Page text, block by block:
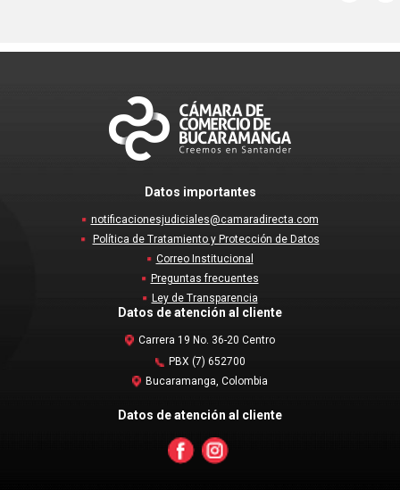
Datos importantes
notificacionesjudiciales@camaradirecta.com
Política de Tratamiento y Protección de Datos
Correo Institucional
Preguntas frecuentes
Ley de Transparencia
Datos de atención al cliente
Carrera 19 No. 36-20 Centro
PBX (7) 652700
Bucaramanga, Colombia
Datos de atención al cliente